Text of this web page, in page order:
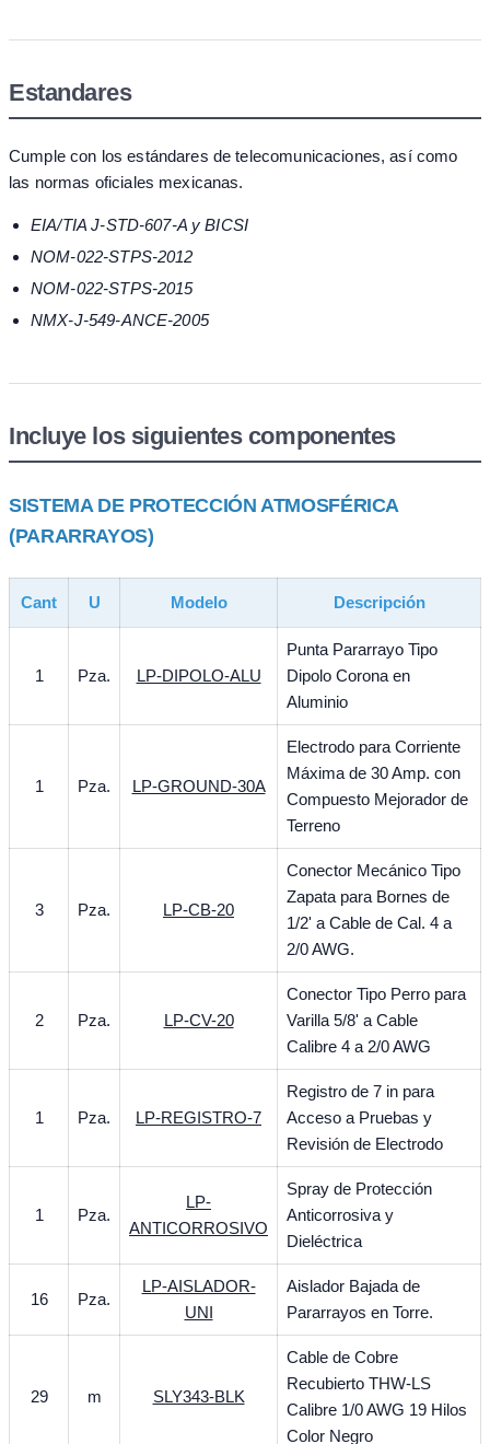
Estandares
Cumple con los estándares de telecomunicaciones, así como
las normas oficiales mexicanas.
EIA/TIA J-STD-607-A y BICSI
NOM-022-STPS-2012
NOM-022-STPS-2015
NMX-J-549-ANCE-2005
Incluye los siguientes componentes
SISTEMA DE PROTECCIÓN ATMOSFÉRICA
(PARARRAYOS)
Cant U Modelo Descripción
1 Pza. LP-DIPOLO-ALU
Punta Pararrayo Tipo
Dipolo Corona en
Aluminio
1 Pza. LP-GROUND-30A
Electrodo para Corriente
Máxima de 30 Amp. con
Compuesto Mejorador de
Terreno
3 Pza. LP-CB-20
Conector Mecánico Tipo
Zapata para Bornes de
1/2' a Cable de Cal. 4 a
2/0 AWG.
2 Pza. LP-CV-20
Conector Tipo Perro para
Varilla 5/8' a Cable
Calibre 4 a 2/0 AWG
1 Pza. LP-REGISTRO-7
Registro de 7 in para
Acceso a Pruebas y
Revisión de Electrodo
1 Pza.
LP-
ANTICORROSIVO
Spray de Protección
Anticorrosiva y
Dieléctrica
16 Pza.
LP-AISLADOR-
UNI
Aislador Bajada de
Pararrayos en Torre.
29 m SLY343-BLK
Cable de Cobre
Recubierto THW-LS
Calibre 1/0 AWG 19 Hilos
Color Negro